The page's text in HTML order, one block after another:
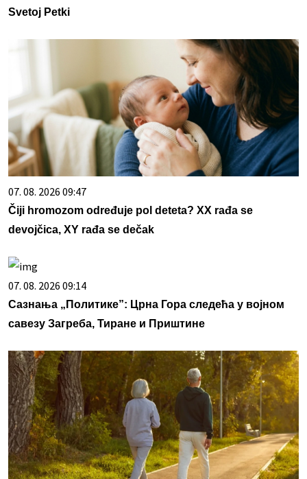
Svetoj Petki
07. 08. 2026 09:47
Čiji hromozom određuje pol deteta? XX rađa se
devojčica, XY rađa se dečak
07. 08. 2026 09:14
Сазнања „Политике”: Црна Гора следећа у војном
савезу Загреба, Тиране и Приштине